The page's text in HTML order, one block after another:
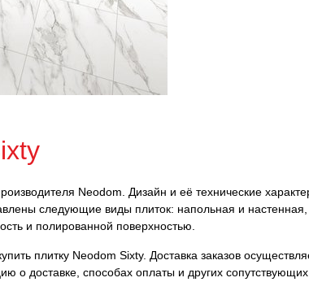
Neodom. Дизайн и её технические
следующие виды плиток: напольная и
и полированной поверхностью.
плитку Neodom Sixty. Доставка заказов
о доставке, способах оплаты и других